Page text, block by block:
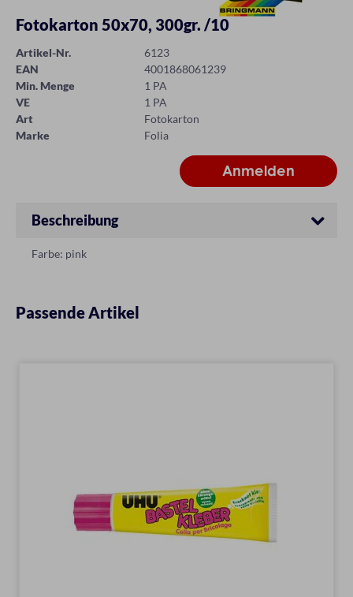
Fotokarton 50x70, 300gr. /10
Artikel-Nr.
6123
EAN
4001868061239
Min. Menge
1 PA
VE
1 PA
Art
Fotokarton
Marke
Folia
Beschreibung
Farbe: pink
Passende Artikel